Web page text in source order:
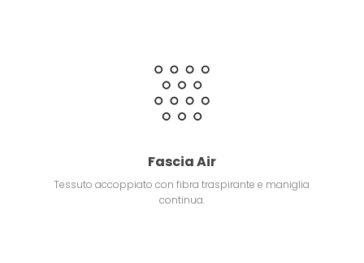
Fascia Air
Tessuto accoppiato con fibra traspirante e maniglia
continua.